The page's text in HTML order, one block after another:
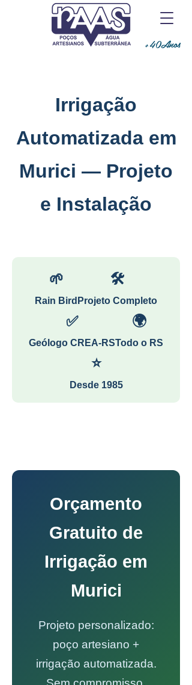
+40Anos
Irrigação
Automatizada em
Murici — Projeto
e Instalação
🌱
Rain Bird
🛠
Projeto Completo
✅
Geólogo CREA-RS
🌍
Todo o RS
⭐
Desde 1985
Orçamento
Gratuito de
Irrigação em
Murici
Projeto personalizado:
poço artesiano +
irrigação automatizada.